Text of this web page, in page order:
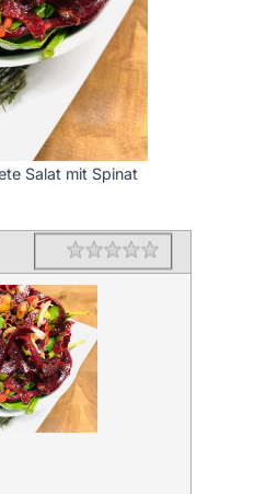
Salat mit Spinat
Rating 1 star
2 stars
3 stars
4 stars
5 stars